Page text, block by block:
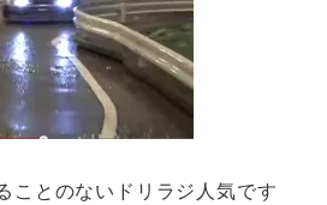
ことのないドリラジ人気です